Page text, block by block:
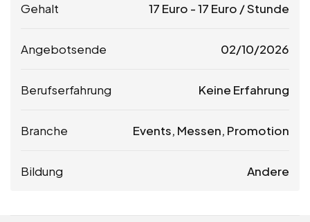
Gehalt 17 Euro -17 Euro / Stunde
Angebotsende 02/10/2026
Berufserfahrung Keine Erfahrung
Branche Events, Messen, Promotion
Bildung Andere